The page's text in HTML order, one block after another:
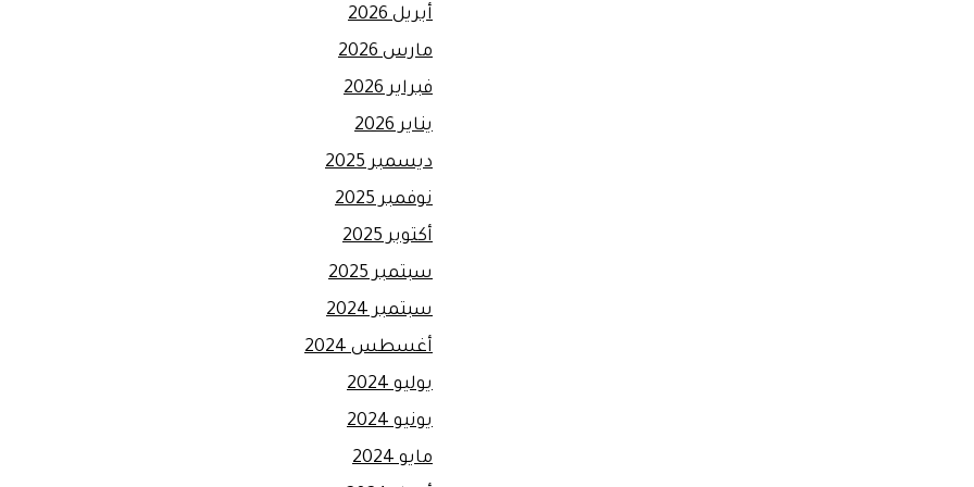
أبريل 2026
مارس 2026
فبراير 2026
يناير 2026
ديسمبر 2025
نوفمبر 2025
أكتوبر 2025
سبتمبر 2025
سبتمبر 2024
أغسطس 2024
يوليو 2024
يونيو 2024
مايو 2024